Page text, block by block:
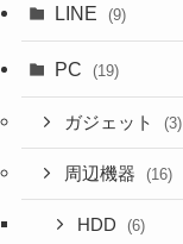
LINE (9)
PC (19)
ガジェット (3)
周辺機器 (16)
HDD (6)